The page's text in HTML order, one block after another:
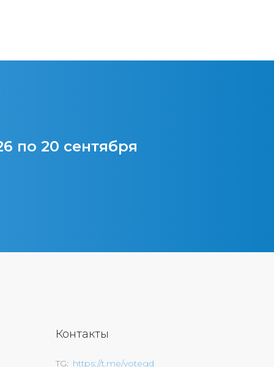
по 20 сентября
Контакты
TG https://t.me/votegd